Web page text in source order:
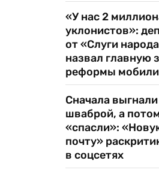
«У нас 2
уклонистов»:
от «Слуги
назвал главную
реформы
Сначала
шваброй, а
«спасли»:
почту»
в соцсетях